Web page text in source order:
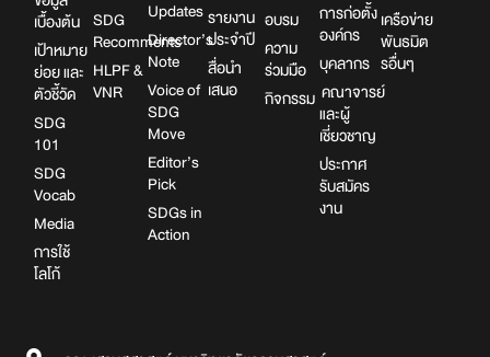
เบื้องต้น
เป้าหมาย
ย่อย และ
ตัวชี้วัด
SDG
101
SDG
Vocab
Media
การใช้
โลโก้
SDG
Recomments
HLPF &
VNR
Updates
Director’s
Note
Voice of
SDG
Move
Editor’s
Pick
SDGs in
Action
รายงาน
ประจำปี
สื่อนำ
เสนอ
อบรม
ความ
ร่วมมือ
กิจกรรม
การก่อตั้ง
องค์กร
บุคลากร
คณาจารย์
และผู้
เชี่ยวชาญ
ประกาศ
รับสมัคร
งาน
เครือข่าย
พันธมิต
รอื่นๆ